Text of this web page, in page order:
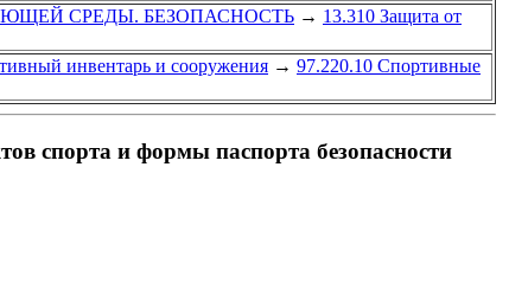
СРЕДЫ. БЕЗОПАСНОСТЬ → 13.310 Защита от
инвентарь и сооружения → 97.220.10 Спортивные
спорта и формы паспорта безопасности